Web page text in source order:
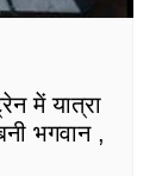
में यात्रा
भगवान ,